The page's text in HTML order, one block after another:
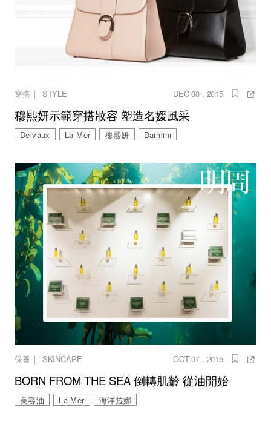
穿搭 ｜ STYLE DEC 08 , 2015
穆熙妍示範穿搭妝容 塑造名媛風采
Delvaux La Mer 穆熙妍 Daimini
保養 ｜ SKINCARE OCT 07 , 2015
BORN FROM THE SEA 倒轉肌齡 從油開始
美容油 La Mer 海洋拉娜